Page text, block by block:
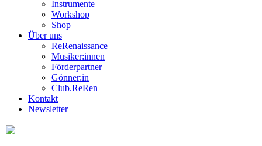
Instrumente
Workshop
Shop
Über uns
ReRenaissance
Musiker:innen
Förderpartner
Gönner:in
Club.ReRen
Kontakt
Newsletter